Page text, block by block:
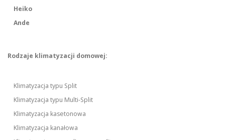
Heiko
Ande
Rodzaje klimatyzacji domowej:
Klimatyzacja typu Split
Klimatyzacja typu Multi-Split
Klimatyzacja kasetonowa
Klimatyzacja kanałowa